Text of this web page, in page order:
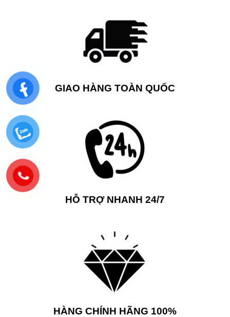
GIAO HÀNG TOÀN QUỐC
HỖ TRỢ NHANH 24/7
HÀNG CHÍNH HÃNG 100%